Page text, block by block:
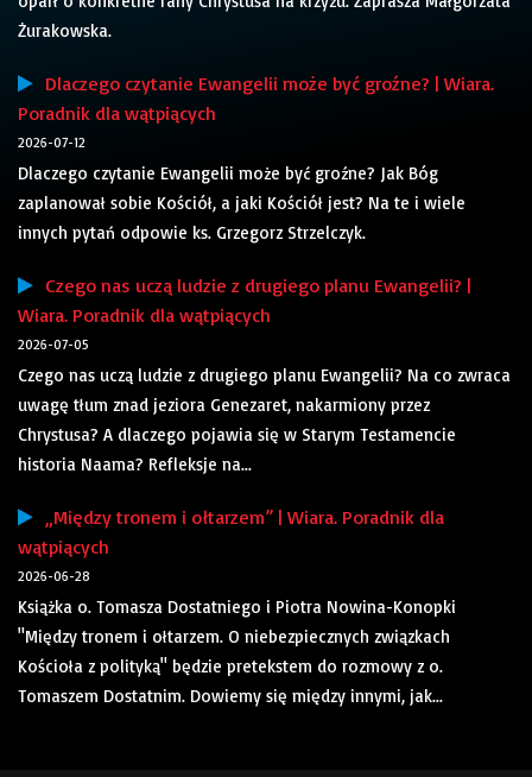
Żurakowska.
Dlaczego czytanie Ewangelii może być groźne? | Wiara.
Poradnik dla wątpiących
2026-07-12
Dlaczego czytanie Ewangelii może być groźne? Jak Bóg
zaplanował sobie Kościół, a jaki Kościół jest? Na te i wiele
innych pytań odpowie ks. Grzegorz Strzelczyk.
Czego nas uczą ludzie z drugiego planu Ewangelii? |
Wiara. Poradnik dla wątpiących
2026-07-05
Czego nas uczą ludzie z drugiego planu Ewangelii? Na co zwraca
uwagę tłum znad jeziora Genezaret, nakarmiony przez
Chrystusa? A dlaczego pojawia się w Starym Testamencie
historia Naama? Refleksje na...
„Między tronem i ołtarzem” | Wiara. Poradnik dla
wątpiących
2026-06-28
Książka o. Tomasza Dostatniego i Piotra Nowina-Konopki
"Między tronem i ołtarzem. O niebezpiecznych związkach
Kościoła z polityką" będzie pretekstem do rozmowy z o.
Tomaszem Dostatnim. Dowiemy się między innymi, jak...